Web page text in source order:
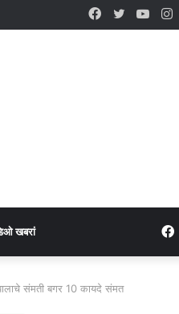
Twitter
Facebook
खबरां
संमती बगर 10 कायदे संमत